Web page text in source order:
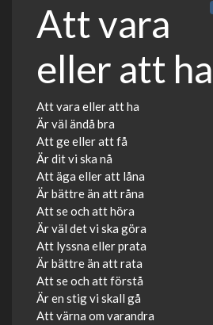
Att vara
eller att ha
Att vara eller att ha
Är väl ändå bra
Att ge eller att få
Är dit vi ska nå
Att äga eller att låna
Är bättre än att råna
Att se och att höra
Är väl det vi ska göra
Att lyssna eller prata
Är bättre än att rata
Att se och att förstå
Är en stig vi skall gå
Att värna om varandra